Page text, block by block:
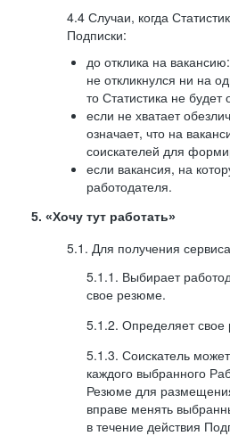
4.4 Случаи, когда
Подписки:
до отклика на
не откликнулся ни на
то Статистика не будет
если не хватает
означает, что на
соискателей для
если вакансия, на
работодателя.
5. «Хочу тут работать»
5.1. Для получения
5.1.1. Выбирает
свое резюме.
5.1.2. Определяет
5.1.3. Соискатель
каждого выбранного
Резюме для
вправе менять
в течение действия